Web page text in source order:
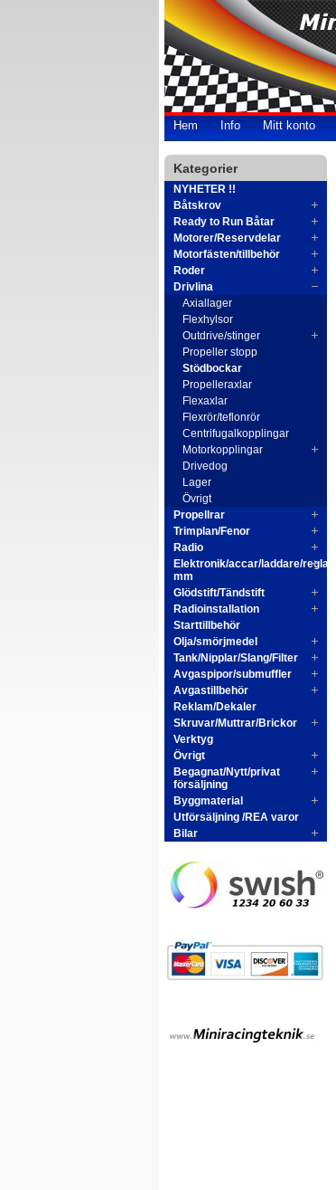
Hem Info Mitt konto
Kategorier
NYHETER !!
Båtskrov
Ready to Run Båtar
Motorer/Reservdelar
Motorfästen/tillbehör
Roder
Drivlina
Axiallager
Flexhylsor
Outdrive/stinger
Propeller stopp
Stödbockar
Propelleraxlar
Flexaxlar
Flexrör/teflonrör
Centrifugalkopplingar
Motorkopplingar
Drivedog
Lager
Övrigt
Propellrar
Trimplan/Fenor
Radio
Elektronik/accar/laddare/reglage
mm
Glödstift/Tändstift
Radioinstallation
Starttillbehör
Olja/smörjmedel
Tank/Nipplar/Slang/Filter
Avgaspipor/submuffler
Avgastillbehör
Reklam/Dekaler
Skruvar/Muttrar/Brickor
Verktyg
Övrigt
Begagnat/Nytt/privat
försäljning
Byggmaterial
Utförsäljning /REA varor
Bilar